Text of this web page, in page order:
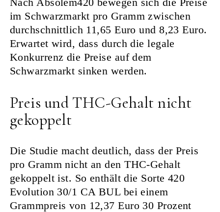
im Schwarzmarkt pro Gramm zwischen
durchschnittlich 11,65 Euro und 8,23 Euro.
Erwartet wird, dass durch die legale
Konkurrenz die Preise auf dem
Schwarzmarkt sinken werden.
Preis und THC-Gehalt nicht
gekoppelt
Die Studie macht deutlich, dass der Preis
pro Gramm nicht an den THC-Gehalt
gekoppelt ist. So enthält die Sorte 420
Evolution 30/1 CA BUL bei einem
Grammpreis von 12,37 Euro 30 Prozent